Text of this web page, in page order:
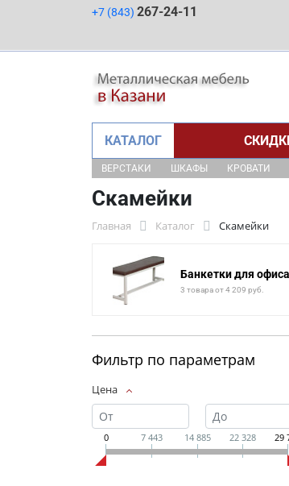
+7 (843) 267-24-11
КАТАЛОГ
ВЕРСТАКИ ШКАФЫ КРОВАТИ
Скамейки
Главная Каталог Скамейки
Банкетки для офиса
3 товара от 4 209 руб.
Фильтр по параметрам
Цена
0 7 443 14 885 22 328 29